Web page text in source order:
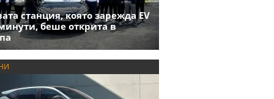
станция, която зарежда EV
беше открита в